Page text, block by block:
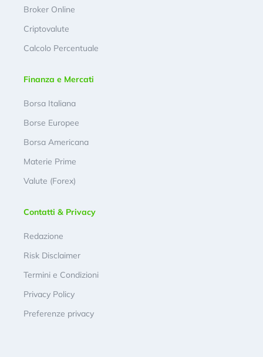
Broker Online
Criptovalute
Calcolo Percentuale
Finanza e Mercati
Borsa Italiana
Borse Europee
Borsa Americana
Materie Prime
Valute (Forex)
Contatti & Privacy
Redazione
Risk Disclaimer
Termini e Condizioni
Privacy Policy
Preferenze privacy